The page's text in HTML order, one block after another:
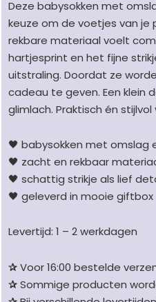
meisjes
Hearts
Pink
-
hartjesprint
wit/roze
-
56/68
aantal
Deze babysokken met
keuze om de voetjes van
rekbare materiaal voelt
hartjesprint en het fijne
uitstraling. Doordat ze
cadeau te geven. Een klein
glimlach. Praktisch én
🖤 babysokken met omslag
🖤 zacht en rekbaar
🖤 schattig strikje als lief
🖤 geleverd in mooie giftbox
Levertijd: 1 – 2 werkdagen
✰Voor 16:00 bestelde
✰Sommige producten